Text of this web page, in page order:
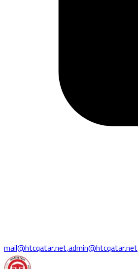
mail@htcqatar.net,admin@htcqatar.net